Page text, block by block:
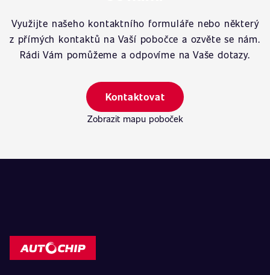
Využijte našeho kontaktního formuláře nebo některý
z přímých kontaktů na Vaší pobočce a ozvěte se nám.
Rádi Vám pomůžeme a odpovíme na Vaše dotazy.
Kontaktovat
Zobrazit mapu poboček